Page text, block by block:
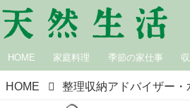
HOME 家庭料理 季節の家仕事
HOME